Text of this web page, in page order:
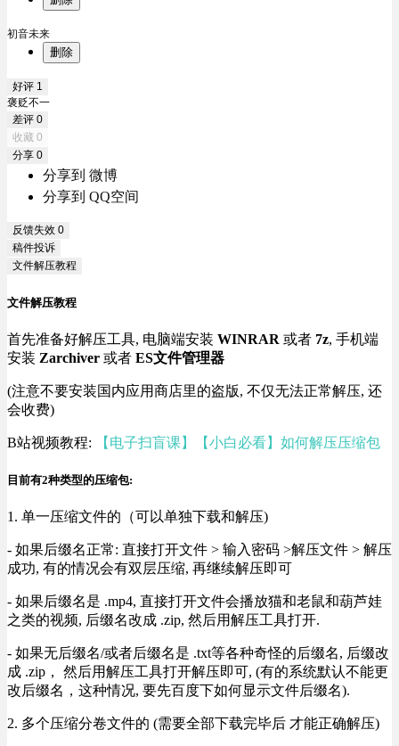
初音未来
删除
好评 1
褒贬不一
差评 0
收藏 0
分享 0
分享到 微博
分享到 QQ空间
反馈失效 0
稿件投诉
文件解压教程
文件解压教程
首先准备好解压工具, 电脑端安装 WINRAR 或者 7z, 手机端
安装 Zarchiver 或者 ES文件管理器
(注意不要安装国内应用商店里的盗版, 不仅无法正常解压, 还
会收费)
B站视频教程: 【电子扫盲课】【小白必看】如何解压压缩包
目前有2种类型的压缩包:
1. 单一压缩文件的（可以单独下载和解压)
- 如果后缀名正常: 直接打开文件 > 输入密码 >解压文件 > 解压
成功, 有的情况会有双层压缩, 再继续解压即可
- 如果后缀名是 .mp4, 直接打开文件会播放猫和老鼠和葫芦娃
之类的视频, 后缀名改成 .zip, 然后用解压工具打开.
- 如果无后缀名/或者后缀名是 .txt等各种奇怪的后缀名, 后缀改
成 .zip， 然后用解压工具打开解压即可, (有的系统默认不能更
改后缀名，这种情况, 要先百度下如何显示文件后缀名).
2. 多个压缩分卷文件的 (需要全部下载完毕后 才能正确解压)